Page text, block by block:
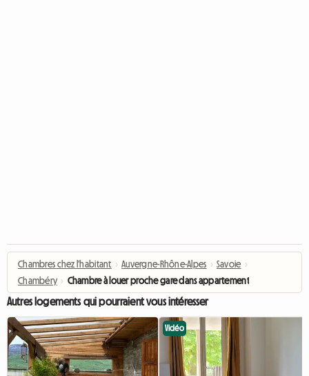
Chambres chez l'habitant › Auvergne-Rhône-Alpes › Savoie ›
Chambéry › Chambre à louer proche gare dans appartement de standing 3
Autres logements qui pourraient vous intéresser
Vidéo